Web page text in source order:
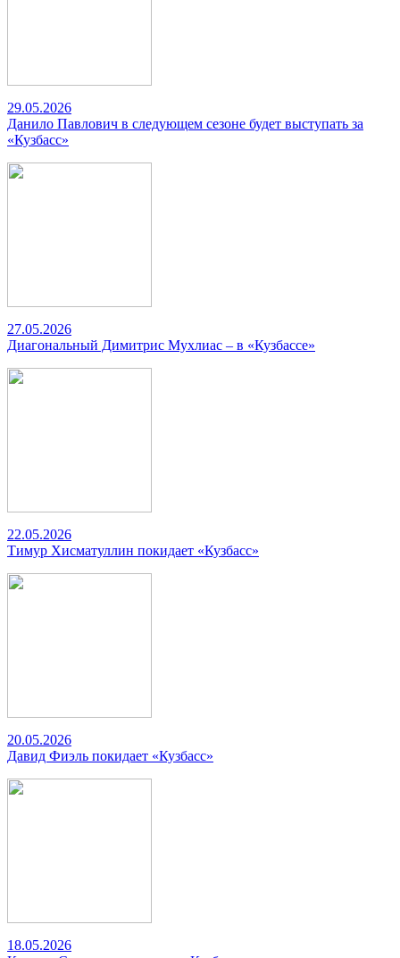
29.05.2026
Данило Павлович в следующем сезоне будет выступать за
«Кузбасс»
27.05.2026
Диагональный Димитрис Мухлиас – в «Кузбассе»
22.05.2026
Тимур Хисматуллин покидает «Кузбасс»
20.05.2026
Давид Фиэль покидает «Кузбасс»
18.05.2026